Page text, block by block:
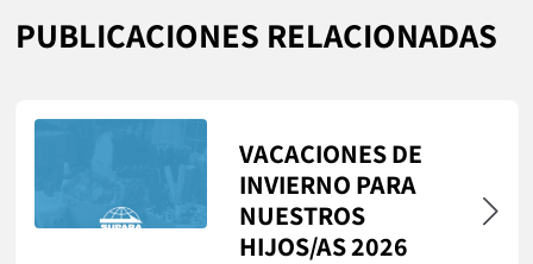
PUBLICACIONES RELACIONADAS
VACACIONES DE
INVIERNO PARA
NUESTROS
HIJOS/AS 2026